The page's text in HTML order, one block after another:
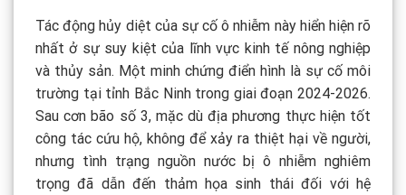
Tác động hủy diệt của sự cố ô nhiễm này hiển hiện rõ
nhất ở sự suy kiệt của lĩnh vực kinh tế nông nghiệp
và thủy sản. Một minh chứng điển hình là sự cố môi
trường tại tỉnh Bắc Ninh trong giai đoạn 2024-2026.
Sau cơn bão số 3, mặc dù địa phương thực hiện tốt
công tác cứu hộ, không để xảy ra thiệt hại về người,
nhưng tình trạng nguồn nước bị ô nhiễm nghiêm
trọng đã dẫn đến thảm họa sinh thái đối với hệ